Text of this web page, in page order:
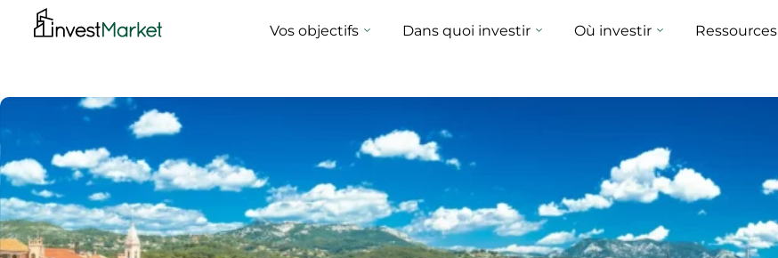
Vos objectifs Dans quoi investir Où investir Ressources